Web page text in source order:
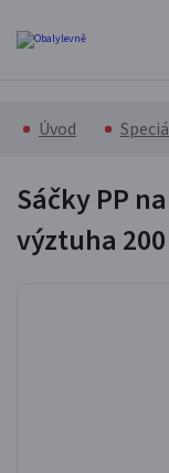
Úvod
Sáčky PP
výztuha